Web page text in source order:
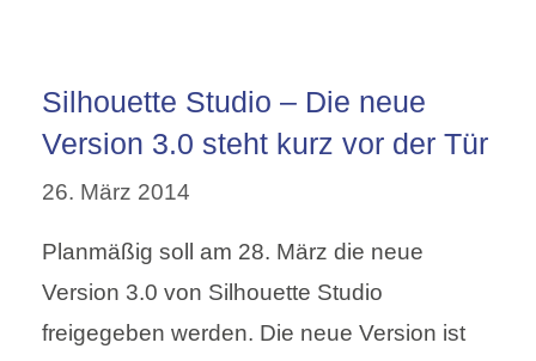
Silhouette Studio – Die neue
Version 3.0 steht kurz vor der Tür
26. März 2014
Planmäßig soll am 28. März die neue
Version 3.0 von Silhouette Studio
freigegeben werden. Die neue Version ist